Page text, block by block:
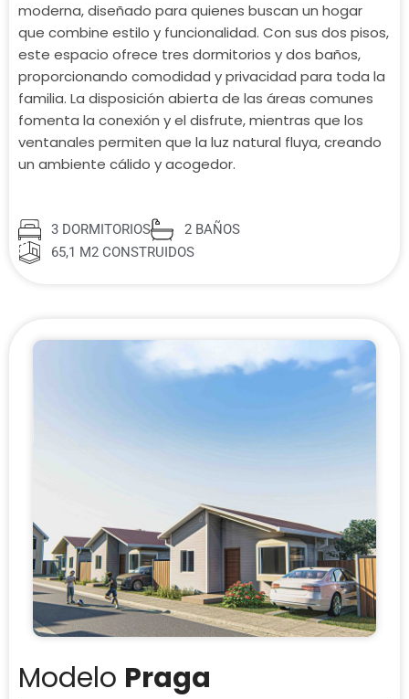
moderna, diseñado para quienes buscan un hogar
que combine estilo y funcionalidad. Con sus dos pisos,
este espacio ofrece tres dormitorios y dos baños,
proporcionando comodidad y privacidad para toda la
familia. La disposición abierta de las áreas comunes
fomenta la conexión y el disfrute, mientras que los
ventanales permiten que la luz natural fluya, creando
un ambiente cálido y acogedor.
3 DORMITORIOS
2 BAÑOS
65,1 M2 CONSTRUIDOS
Modelo Praga